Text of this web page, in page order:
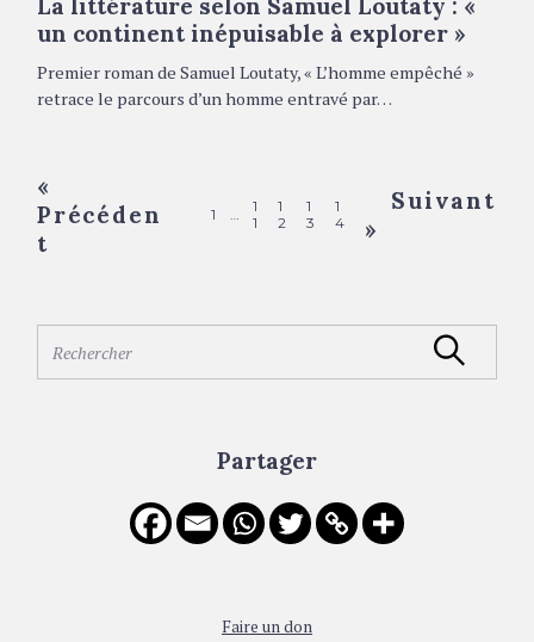
R
I
S
un continent inépuisable à explorer »
Premier roman de Samuel Loutaty, « L’homme empêché »
retrace le parcours d’un homme entravé par…
P
o
s
s
n
«
Précéden
t
1
1
1
1
2
1
3
1
4
Suivant
»
a
Rechercher
Partager
Faire un don